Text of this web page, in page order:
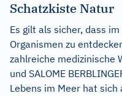
Schatzkiste Natur
Es gilt als sicher, dass
Organismen zu
zahlreiche medizinische
und SALOME
Lebens im Meer hat